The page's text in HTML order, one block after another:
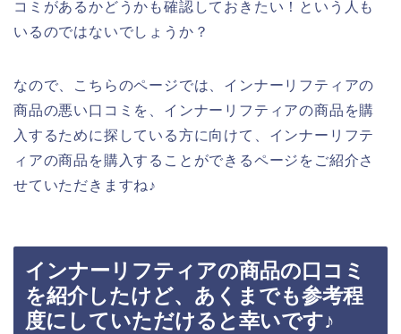
コミがあるかどうかも確認しておきたい！という人も
いるのではないでしょうか？
なので、こちらのページでは、インナーリフティアの
商品の悪い口コミを、インナーリフティアの商品を購
入するために探している方に向けて、インナーリフテ
ィアの商品を購入することができるページをご紹介さ
せていただきますね♪
インナーリフティアの商品の口コミ
を紹介したけど、あくまでも参考程
度にしていただけると幸いです♪